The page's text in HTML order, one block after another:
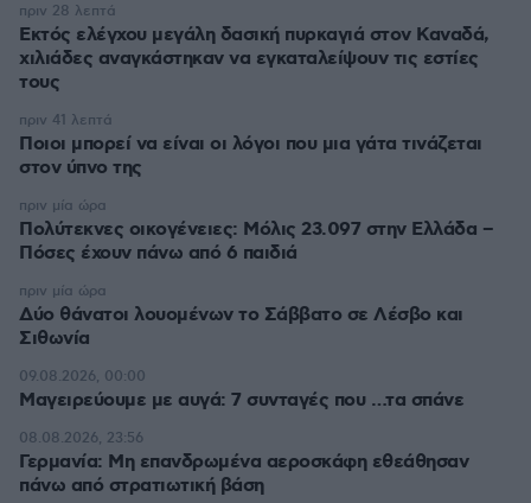
Εκτός ελέγχου μεγάλη δασική πυρκαγιά στον Καναδά,
χιλιάδες αναγκάστηκαν να εγκαταλείψουν τις εστίες
τους
πριν 28 λεπτά
Ποιοι μπορεί να είναι οι λόγοι που μια γάτα τινάζεται
στον ύπνο της
πριν 41 λεπτά
Πολύτεκνες οικογένειες: Μόλις 23.097 στην Ελλάδα –
Πόσες έχουν πάνω από 6 παιδιά
πριν μία ώρα
Δύο θάνατοι λουομένων το Σάββατο σε Λέσβο και
Σιθωνία
πριν μία ώρα
Μαγειρεύουμε με αυγά: 7 συνταγές που …τα σπάνε
09.08.2026, 00:00
Γερμανία: Μη επανδρωμένα αεροσκάφη εθεάθησαν
πάνω από στρατιωτική βάση
08.08.2026, 23:56